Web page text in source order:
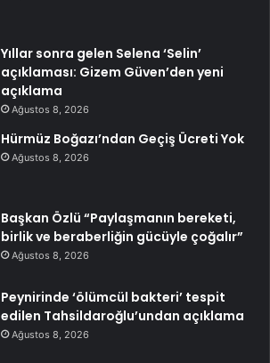
Yıllar sonra gelen Selena ‘Selin’
açıklaması: Gizem Güven’den yeni
açıklama
Ağustos 8, 2026
Hürmüz Boğazı’ndan Geçiş Ücreti Yok
Ağustos 8, 2026
Başkan Özlü “Paylaşmanın bereketi,
birlik ve beraberliğin gücüyle çoğalır”
Ağustos 8, 2026
Peynirinde ‘ölümcül bakteri’ tespit
edilen Tahsildaroğlu’undan açıklama
Ağustos 8, 2026